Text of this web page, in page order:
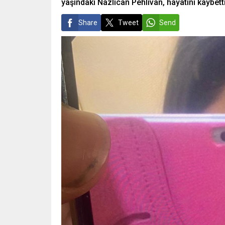
yaşındaki Nazlıcan Pehlivan, hayatını
Share Tweet Send